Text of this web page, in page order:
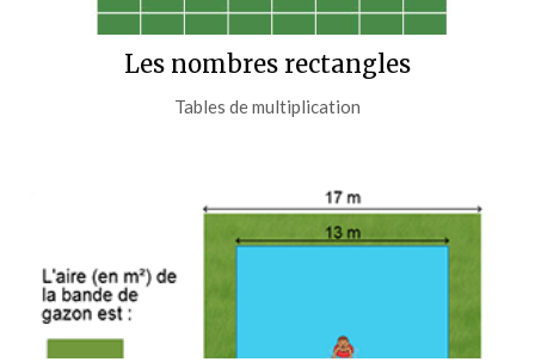
Les nombres rectangles
Tables de multiplication